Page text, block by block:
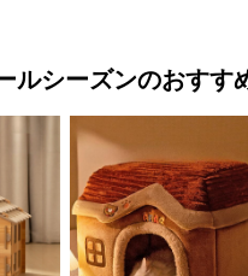
ルシーズンのおすす